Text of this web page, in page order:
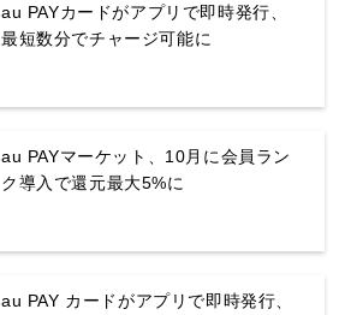
au PAYカードがアプリで即時発行、
最短数分でチャージ可能に
au PAYマーケット、10月に会員ラン
ク導入で還元最大5%に
au PAY カードがアプリで即時発行、